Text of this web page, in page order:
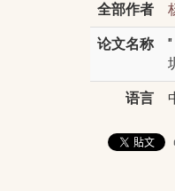
全部作者
论文名称
语言